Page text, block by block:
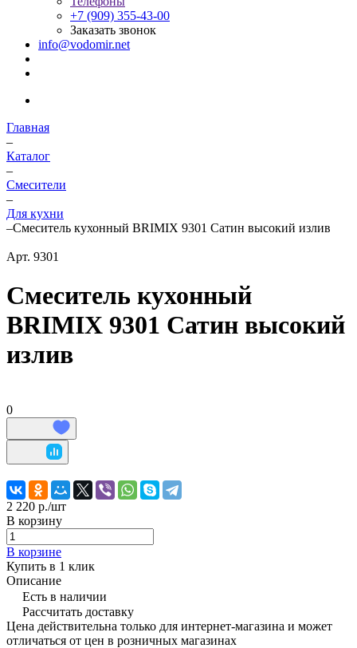
+7 (909) 355-43-00
Заказать звонок
info@vodomir.net
Главная
–
Каталог
–
Смесители
–
Для кухни
–Смеситель кухонный BRIMIX 9301 Сатин высокий излив
Арт. 9301
Смеситель кухонный
BRIMIX 9301 Сатин высокий
излив
0
2 220 р./шт
В корзину
В корзине
Купить в 1 клик
Описание
Есть в наличии
Рассчитать доставку
Цена действительна только для интернет-магазина и может
отличаться от цен в розничных магазинах